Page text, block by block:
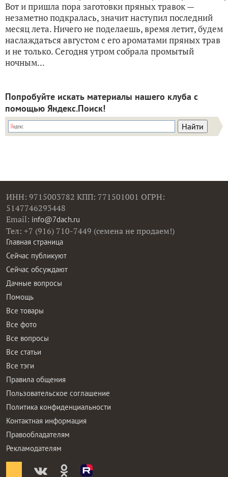
Вот и пришла пора заготовки пряных травок —
незаметно подкралась, значит наступил последний
месяц лета. Ничего не поделаешь, время летит, будем
наслаждаться августом с его ароматами пряных трав
и не только. Сегодня утром собрала промытый
ночным...
Попробуйте искать материалы нашего клуба с
помощью Яндекс.Поиск!
ИНН: 9715003782 КПП: 771501001 ОГРН:
5147746293448
Email: info@7dach.ru
Тел: +7 (916) 710-7449 (семена не продаем!)
Главная страница
Сейчас публикуют
Сейчас обсуждают
Дачные вопросы
Помощь
Все товары
Все фото
Все вопросы
Все статьи
Все тэги
Правила общения
Пользовательское соглашение
Политика конфиденциальности
Контактная информация
Правообладателям
Рекламодателям